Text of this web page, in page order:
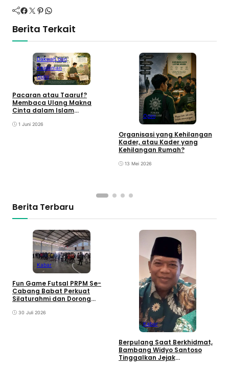
Facebook Twitter Pinterest WhatsApp
Berita Terkait
Dakwah dan
Keislaman
Opini
Pacaran atau Taaruf?
Membaca Ulang Makna
Cinta dalam Islam
1 Juni 2026
Opini
Organisasi yang Kehilangan
Kader, atau Kader yang
Kehilangan Rumah?
13 Mei 2026
Berita Terbaru
Kabar
Fun Game Futsal PRPM Se-
Cabang Babat Perkuat
Silaturahmi dan Dorong
30 Juli 2026
Kabar
Berpulang Saat Berkhidmat,
Bambang Widyo Santoso
Tinggalkan Jejak